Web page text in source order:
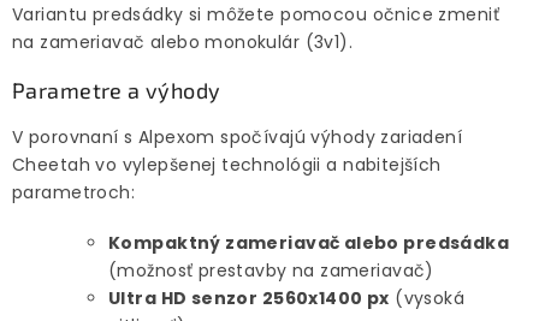
Variantu predsádky si môžete pomocou očnice zmeniť
na zameriavač alebo monokulár (3v1).
Parametre a výhody
V porovnaní s Alpexom spočívajú výhody zariadení
Cheetah vo vylepšenej technológii a nabitejších
parametroch:
Kompaktný zameriavač alebo predsádka
(možnosť prestavby na zameriavač)
Ultra HD senzor 2560x1400 px (vysoká